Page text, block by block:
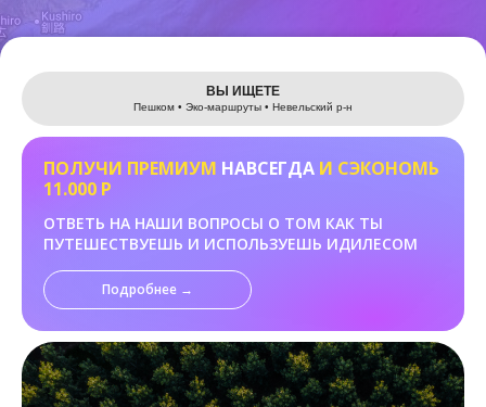
Leaflet
ВЫ ИЩЕТЕ
Пешком • Эко-маршруты • Невельский р-н
ПОЛУЧИ ПРЕМИУМ НАВСЕГДА И СЭКОНОМЬ
11.000 Р
ОТВЕТЬ НА НАШИ ВОПРОСЫ О ТОМ КАК ТЫ
ПУТЕШЕСТВУЕШЬ И ИСПОЛЬЗУЕШЬ ИДИЛЕСОМ
Подробнее →